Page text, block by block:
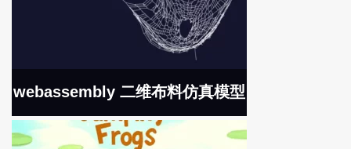
webassembly 二维布料仿真模型